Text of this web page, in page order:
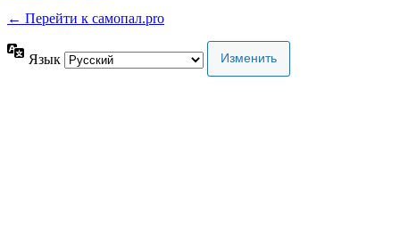
← Перейти к самопал.pro
Язык